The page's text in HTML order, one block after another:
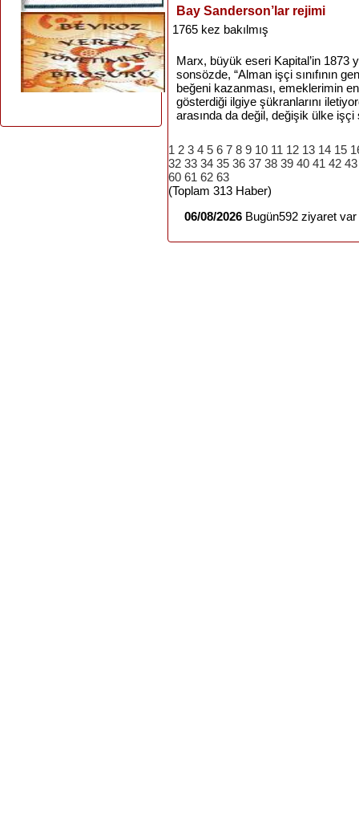
Bay Sanderson’lar rejimi
1765 kez bakılmış
Marx, büyük eseri Kapital’in 1873
sonsözde, “Alman işçi sınıfının
beğeni kazanması, emeklerimin
gösterdiği ilgiye şükranlarını
arasında da değil, değişik ülke işçi
1 2 3 4 5 6 7 8 9 10 11 12 13 14 15
32 33 34 35 36 37 38 39 40 41 42 43
60 61 62 63
(Toplam 313 Haber)
06/08/2026 Bugün592 ziyaret